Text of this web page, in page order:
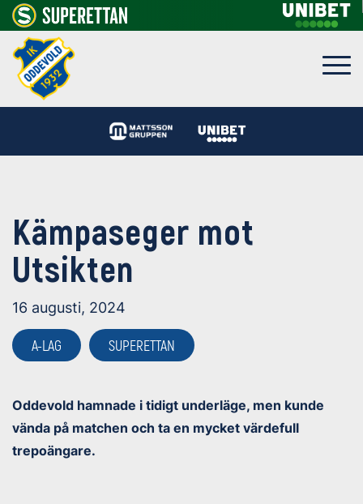
Kämpaseger mot
Utsikten
16 augusti, 2024
A-LAG SUPERETTAN
Oddevold hamnade i tidigt underläge, men kunde
vända på matchen och ta en mycket värdefull
trepoängare.